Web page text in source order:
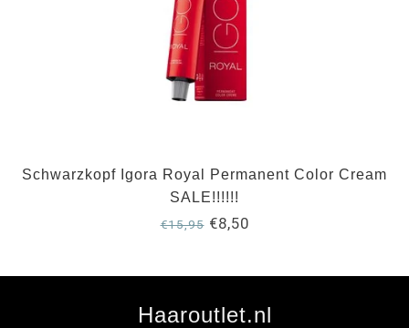
Schwarzkopf Igora Royal Permanent Color Cream
SALE!!!!!!
€15,95€8,50
Haaroutlet.nl